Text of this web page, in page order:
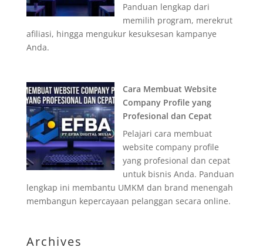
Panduan lengkap dari
memilih program, merekrut
afiliasi, hingga mengukur kesuksesan kampanye
Anda.
Cara Membuat Website
Company Profile yang
Profesional dan Cepat
Pelajari cara membuat
website company profile
yang profesional dan cepat
untuk bisnis Anda. Panduan
lengkap ini membantu UMKM dan brand menengah
membangun kepercayaan pelanggan secara online.
Archives